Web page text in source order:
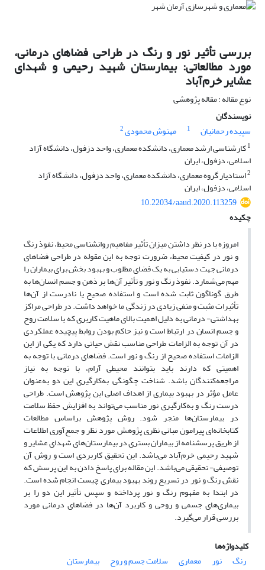
بررسی تأثیر نور و رنگ در طراحی فضاهای درمانی،
مورد مطالعاتی: بیمارستان شهید رحیمی و شهدای
عشایر خرم‌آباد
نوع مقاله : مقاله پژوهشی
نویسندگان
سپیده رحمانیان
1 مهنوش محمودی2
1کارشناسی ارشد معماری، دانشکده معماری، واحد دزفول، دانشگاه آزاد
اسلامی، دزفول، ایران
2استادیار گروه معماری، دانشکده معماری، واحد دزفول، دانشگاه آزاد
اسلامی، دزفول، ایران
10.22034/aaud.2020.113259
چکیده
امروزه با در نظر داشتن میزان تأثیر مفاهیم روانشناسی محیط، نفوذ رنگ
و نور در کیفیت محیط، ضرورت توجه به این مقوله در طراحی فضاهای
درمانی جهت دستیابی به یک فضای مطلوب و بهبود بخش برای بیماران را
مهم می‌شمارد. نفوذ رنگ و نور و تأثیر آن‌ها بر ذهن و جسم انسان‌ها به
طرق گوناگون ثابت شده است و استفاده صحیح یا نادرست از آن‌ها
تأثیرات مثبت و منفی زیادی در زندگی ما خواهد داشت. در طراحی مراکز
بهداشتی- درمانی به دلیل اهمیت بالای ماهیت کاربری که با سلامت روح
و جسم انسان در ارتباط است و نیز حاکم بودن روابط پیچیده عملکردی
در آن توجه به الزامات طراحی مناسب نقش حیاتی دارد که یکی از این
الزامات استفاده صحیح از رنگ و نور است. فضاهای درمانی با توجه به
اهمیتی که دارند باید بتوانند محیطی آرام، با توجه به نیاز
مراجعه‌کنندگان باشد. شناخت چگونگی به‌کارگیری این دو به‌‌عنوان
عامل مؤثر در بهبود بیماری از اهداف اصلی این پژوهش است. طراحی
درست رنگ و به‌کارگیری نور مناسب می‌تواند به افزایش حفظ سلامت
در بیمارستان‌ها منجر شود. روش پژوهش براساس مطالعات
کتابخانه‌ای پیرامون مبانی نظری پژوهش مورد نظر و جمع‌آوری اطلاعات
از طریق پرسشنامه از بیماران بستری در بیمارستان‌های شهدای عشایر و
شهید رحیمی خرم‌آباد می‌باشد. این تحقیق کاربردی است و روش آن
توصیفی- تحقیقی می‌باشد. این مقاله برای پاسخ دادن به این پرسش که
نقش رنگ و نور در تسریع روند بهبود بیماری چیست انجام شده است.
در ابتدا به مفهوم رنگ و نور پرداخته و سپس تأثیر این دو را بر
بیماری‌های جسمی و روحی و کاربرد آن‌ها در فضاهای درمانی مورد
بررسی قرار می‌گیرد.
کلیدواژه‌ها
رنگ
نور معماری سلامت جسم و روح بیمارستان